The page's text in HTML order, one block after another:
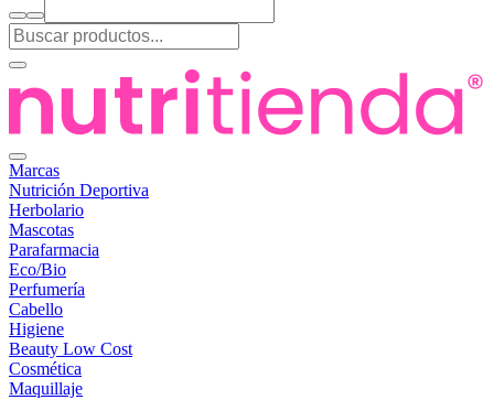
Marcas
Nutrición Deportiva
Herbolario
Mascotas
Parafarmacia
Eco/Bio
Perfumería
Cabello
Higiene
Beauty Low Cost
Cosmética
Maquillaje